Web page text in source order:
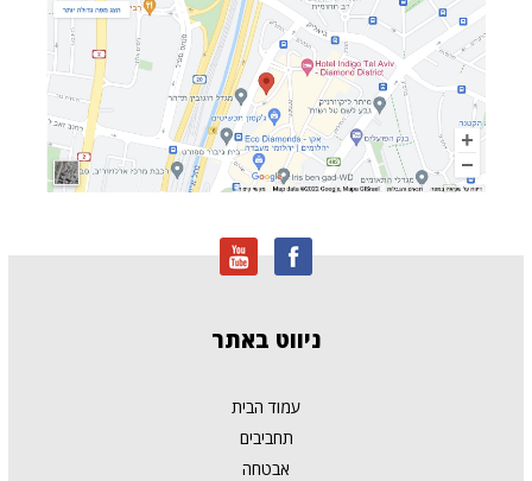
ניווט באתר
עמוד הבית
תחביבים
אבטחה